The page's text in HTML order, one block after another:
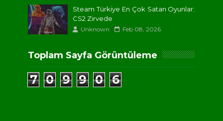
Steam Türkiye En Çok Satan Oyunlar:
CS2 Zirvede
Unknown Feb 08, 2026
Toplam Sayfa Görüntüleme
7 0 9 9 0 6